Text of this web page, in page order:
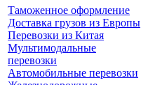
Таможенное оформление
Доставка грузов из Европы
Перевозки из Китая
Мультимодальные
перевозки
Автомобильные перевозки